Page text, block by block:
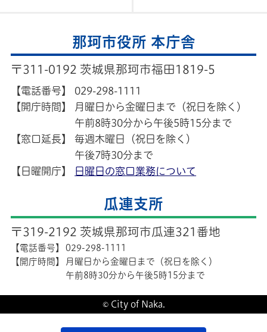
那珂市役所 本庁舎
〒311-0192 茨城県那珂市福田1819-5
【電話番号】
029-298-1111
【開庁時間】
月曜日から金曜日まで（祝日を除く）
午前8時30分から午後5時15分まで
【窓口延長】
毎週木曜日（祝日を除く）
午後7時30分まで
【日曜開庁】
日曜日の窓口業務について
瓜連支所
〒319-2192 茨城県那珂市瓜連321番地
【電話番号】
029-298-1111
【開庁時間】
月曜日から金曜日まで（祝日を除く）
午前8時30分から午後5時15分まで
© City of Naka.